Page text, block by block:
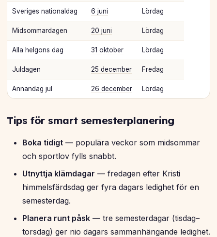
Sveriges nationaldag 6 juni Lördag
Midsommardagen 20 juni Lördag
Alla helgons dag 31 oktober Lördag
Juldagen 25 december Fredag
Annandag jul 26 december Lördag
Tips för smart semesterplanering
Boka tidigt — populära veckor som midsommar
och sportlov fylls snabbt.
Utnyttja klämdagar — fredagen efter Kristi
himmelsfärdsdag ger fyra dagars ledighet för en
semesterdag.
Planera runt påsk — tre semesterdagar (tisdag–
torsdag) ger nio dagars sammanhängande ledighet.